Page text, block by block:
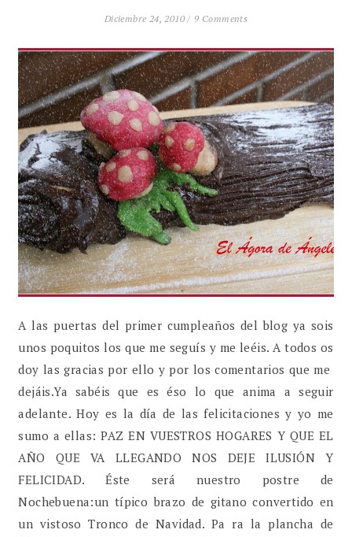
Diciembre 24, 2010 / 9 Comments
A las puertas del primer cumpleaños del blog ya sois
unos poquitos los que me seguís y me leéis. A todos os
doy las gracias por ello y por los comentarios que me
dejáis.Ya sabéis que es éso lo que anima a seguir
adelante. Hoy es la día de las felicitaciones y yo me
sumo a ellas: PAZ EN VUESTROS HOGARES Y QUE EL
AÑO QUE VA LLEGANDO NOS DEJE ILUSIÓN Y
FELICIDAD. Éste será nuestro postre de
Nochebuena:un típico brazo de gitano convertido en
un vistoso Tronco de Navidad. Pa ra la plancha de